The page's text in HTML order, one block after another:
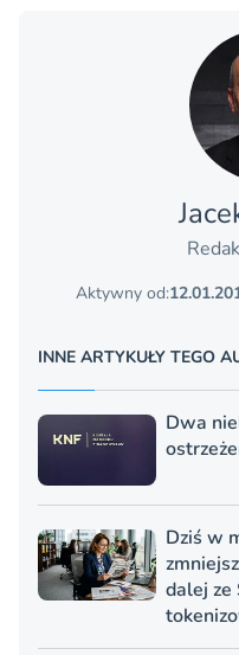
Aktywny od:
INNE ARTYKUŁY TEGO
Dwa
Dziś w
dalej ze